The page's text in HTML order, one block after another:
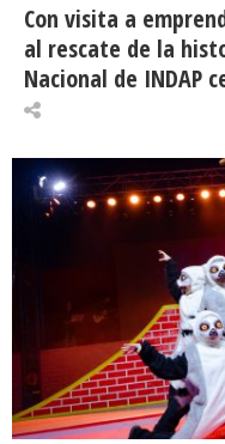
Con visita a
al rescate de la
Nacional de INDAP